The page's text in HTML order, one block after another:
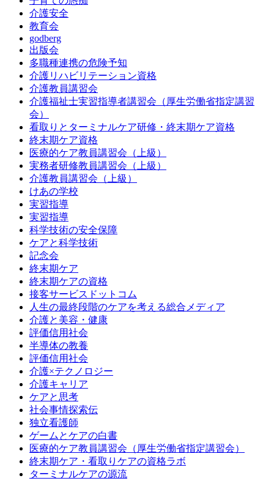
介護安全
教育会
godberg
出版会
多職種連携の危険予知
介護リハビリテーション資格
介護教員講習会
介護福祉士実習指導者講習会（厚生労働省指定講習
会）
看取りとターミナルケア研修・終末期ケア資格
終末期ケア資格
医療的ケア教員講習会（上級）
実務者研修教員講習会（上級）
介護教員講習会（上級）
けあの学校
実習指導
実習指導
科学技術の安全保障
ケアと科学技術
記念会
終末期ケア
終末期ケアの資格
接客サービスドットコム
人生の最終段階のケアを考える総合メディア
介護と美容・健康
評価信用社会
半導体の教養
評価信用社会
介護×テクノロジー
介護キャリア
ケアと思考
社会事情探索伝
独立看護師
ゲームとケアの白書
医療的ケア教員講習会（厚生労働省指定講習会）
終末期ケア・看取りケアの資格ラボ
ターミナルケアの源流